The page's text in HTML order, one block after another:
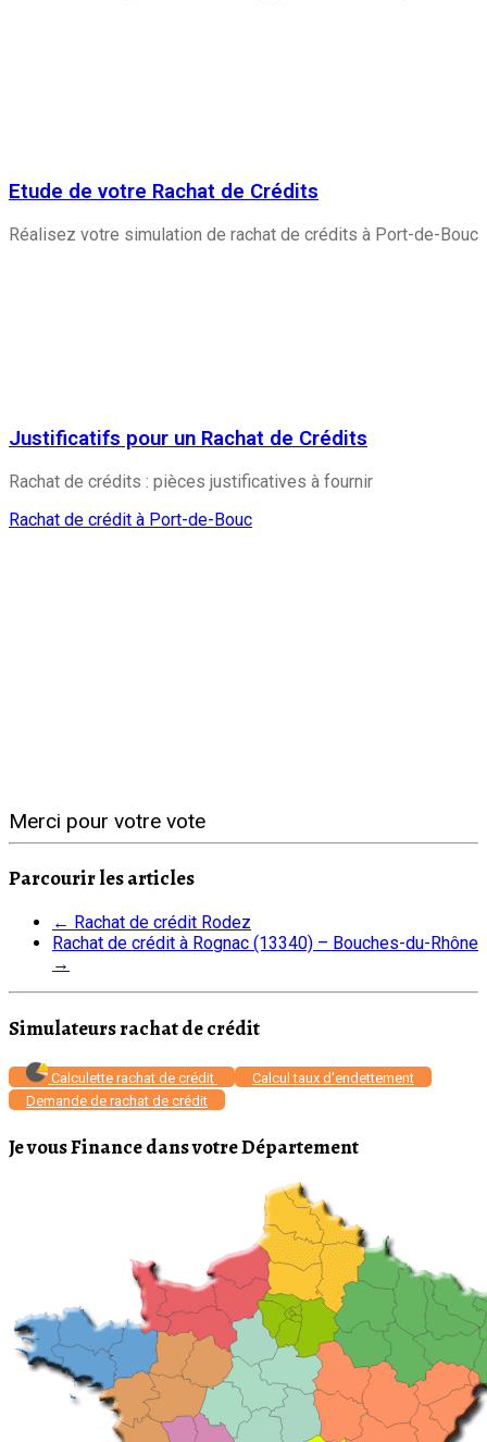
Etude de votre Rachat de Crédits
Réalisez votre simulation de rachat de crédits à Port-de-Bouc
Justificatifs pour un Rachat de Crédits
Rachat de crédits : pièces justificatives à fournir
Rachat de crédit à Port-de-Bouc
Merci pour votre vote
Parcourir les articles
← Rachat de crédit Rodez
Rachat de crédit à Rognac (13340) – Bouches-du-Rhône
→
Simulateurs rachat de crédit
Calculette rachat de crédit
Calcul taux d'endettement
Demande de rachat de crédit
Je vous Finance dans votre Département